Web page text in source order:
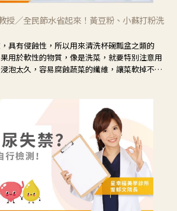
授／全民節水省起來！黃豆粉、小蘇打粉洗
具有侵蝕性，所以用來清洗杯碗瓢盆之類的
果用於軟性的物質，像是洗菜，就要特別注意用
泡太久，容易腐蝕蔬菜的纖維，讓菜軟掉不清